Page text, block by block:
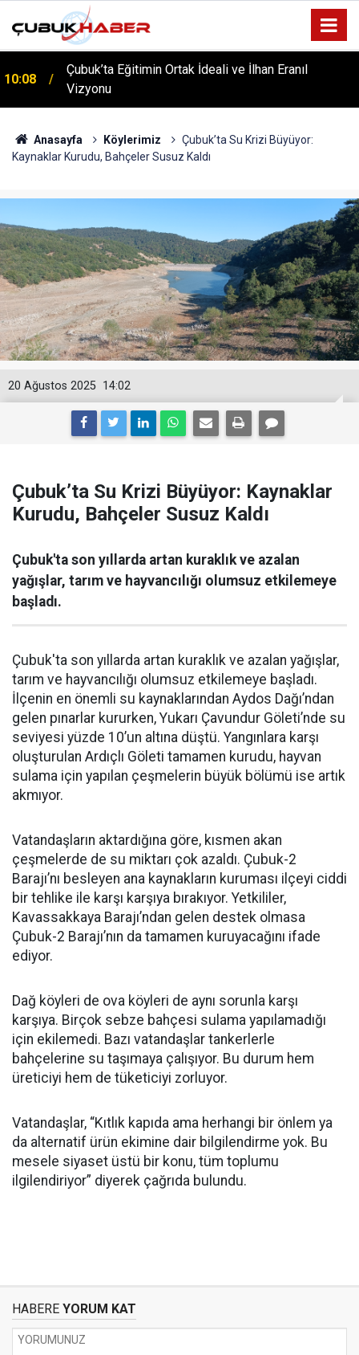
12:06
ÇUBUK’TA ‘YAZA MERHABA’ COŞKUSU: Kursiyerler
Gönüllerince Eğlendi!
Anasayfa Köylerimiz
Çubuk’ta Su Krizi Büyüyor:
Kaynaklar Kurudu, Bahçeler Susuz Kaldı
14:02
20 Ağustos 2025
Çubuk’ta Su Krizi Büyüyor: Kaynaklar
Kurudu, Bahçeler Susuz Kaldı
Çubuk'ta son yıllarda artan kuraklık ve azalan
yağışlar, tarım ve hayvancılığı olumsuz etkilemeye
başladı.
Çubuk'ta son yıllarda artan kuraklık ve azalan yağışlar,
tarım ve hayvancılığı olumsuz etkilemeye başladı.
İlçenin en önemli su kaynaklarından Aydos Dağı’ndan
gelen pınarlar kururken, Yukarı Çavundur Göleti’nde su
seviyesi yüzde 10’un altına düştü. Yangınlara karşı
oluşturulan Ardıçlı Göleti tamamen kurudu, hayvan
sulama için yapılan çeşmelerin büyük bölümü ise artık
akmıyor.
Vatandaşların aktardığına göre, kısmen akan
çeşmelerde de su miktarı çok azaldı. Çubuk-2
Barajı’nı besleyen ana kaynakların kuruması ilçeyi ciddi
bir tehlike ile karşı karşıya bırakıyor. Yetkililer,
Kavassakkaya Barajı’ndan gelen destek olmasa
Çubuk-2 Barajı’nın da tamamen kuruyacağını ifade
ediyor.
Dağ köyleri de ova köyleri de aynı sorunla karşı
karşıya. Birçok sebze bahçesi sulama yapılamadığı
için ekilemedi. Bazı vatandaşlar tankerlerle
bahçelerine su taşımaya çalışıyor. Bu durum hem
üreticiyi hem de tüketiciyi zorluyor.
Vatandaşlar, “Kıtlık kapıda ama herhangi bir önlem ya
da alternatif ürün ekimine dair bilgilendirme yok. Bu
mesele siyaset üstü bir konu, tüm toplumu
ilgilendiriyor” diyerek çağrıda bulundu.
HABERE YORUM KAT